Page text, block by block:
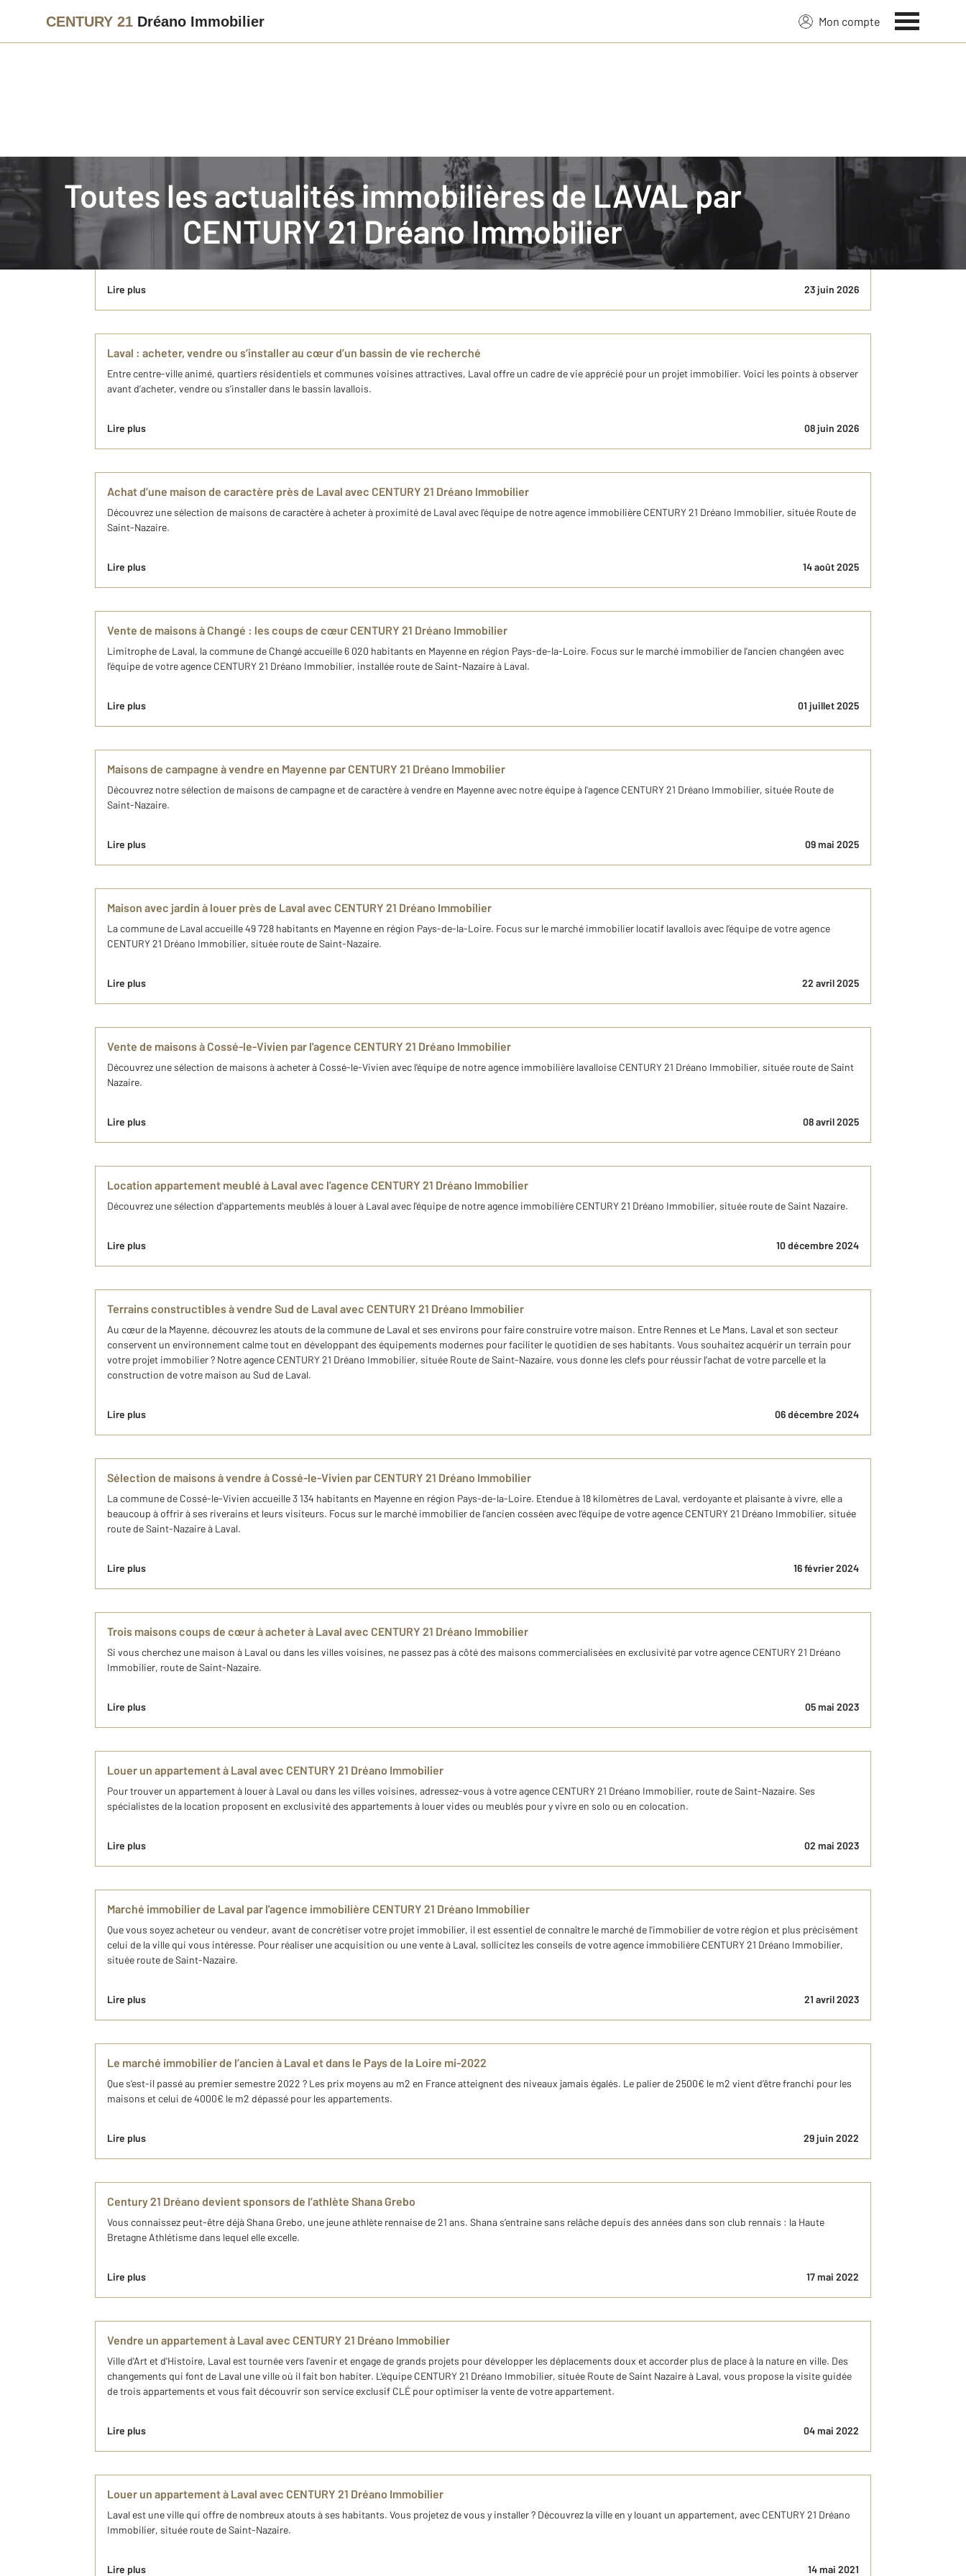
CENTURY 21 Dréano Immobilier Mon compte
Toutes les actualités immobilières de LAVAL par
CENTURY 21 Dréano Immobilier
Laval : acheter en ville ou en première couronne, les bons critères pour arbitrer
Acheter à Laval ou dans une commune proche demande de comparer bien plus que le prix affiché. Mobilité, cadre de vie, type de bien, budget global et projet familial
Lire plus 23 juin 2026
Laval : acheter, vendre ou s’installer au cœur d’un bassin de vie recherché
Entre centre-ville animé, quartiers résidentiels et communes voisines attractives, Laval offre un cadre de vie apprécié pour un projet immobilier. Voici les points à observer
avant d’acheter, vendre ou s’installer dans le bassin lavallois.
Lire plus 08 juin 2026
Achat d’une maison de caractère près de Laval avec CENTURY 21 Dréano Immobilier
Découvrez une sélection de maisons de caractère à acheter à proximité de Laval avec l'équipe de notre agence immobilière CENTURY 21 Dréano Immobilier, située Route de
Saint-Nazaire.
Lire plus 14 août 2025
Vente de maisons à Changé : les coups de cœur CENTURY 21 Dréano Immobilier
Limitrophe de Laval, la commune de Changé accueille 6 020 habitants en Mayenne en région Pays-de-la-Loire. Focus sur le marché immobilier de l’ancien changéen avec
l’équipe de votre agence CENTURY 21 Dréano Immobilier, installée route de Saint-Nazaire à Laval.
Lire plus 01 juillet 2025
Maisons de campagne à vendre en Mayenne par CENTURY 21 Dréano Immobilier
Découvrez notre sélection de maisons de campagne et de caractère à vendre en Mayenne avec notre équipe à l'agence CENTURY 21 Dréano Immobilier, située Route de
Saint-Nazaire.
Lire plus 09 mai 2025
Maison avec jardin à louer près de Laval avec CENTURY 21 Dréano Immobilier
La commune de Laval accueille 49 728 habitants en Mayenne en région Pays-de-la-Loire. Focus sur le marché immobilier locatif lavallois avec l’équipe de votre agence
CENTURY 21 Dréano Immobilier, située route de Saint-Nazaire.
Lire plus 22 avril 2025
Vente de maisons à Cossé-le-Vivien par l'agence CENTURY 21 Dréano Immobilier
Découvrez une sélection de maisons à acheter à Cossé-le-Vivien avec l'équipe de notre agence immobilière lavalloise CENTURY 21 Dréano Immobilier, située route de Saint
Nazaire.
Lire plus 08 avril 2025
Location appartement meublé à Laval avec l'agence CENTURY 21 Dréano Immobilier
Découvrez une sélection d'appartements meublés à louer à Laval avec l'équipe de notre agence immobilière CENTURY 21 Dréano Immobilier, située route de Saint Nazaire.
Lire plus 10 décembre 2024
Terrains constructibles à vendre Sud de Laval avec CENTURY 21 Dréano Immobilier
Au cœur de la Mayenne, découvrez les atouts de la commune de Laval et ses environs pour faire construire votre maison. Entre Rennes et Le Mans, Laval et son secteur
conservent un environnement calme tout en développant des équipements modernes pour faciliter le quotidien de ses habitants. Vous souhaitez acquérir un terrain pour
votre projet immobilier ? Notre agence CENTURY 21 Dréano Immobilier, située Route de Saint-Nazaire, vous donne les clefs pour réussir l’achat de votre parcelle et la
construction de votre maison au Sud de Laval.
Lire plus 06 décembre 2024
Sélection de maisons à vendre à Cossé-le-Vivien par CENTURY 21 Dréano Immobilier
La commune de Cossé-le-Vivien accueille 3 134 habitants en Mayenne en région Pays-de-la-Loire. Etendue à 18 kilomètres de Laval, verdoyante et plaisante à vivre, elle a
beaucoup à offrir à ses riverains et leurs visiteurs. Focus sur le marché immobilier de l’ancien cosséen avec l’équipe de votre agence CENTURY 21 Dréano Immobilier, située
route de Saint-Nazaire à Laval.
Lire plus 16 février 2024
Trois maisons coups de cœur à acheter à Laval avec CENTURY 21 Dréano Immobilier
Si vous cherchez une maison à Laval ou dans les villes voisines, ne passez pas à côté des maisons commercialisées en exclusivité par votre agence CENTURY 21 Dréano
Immobilier, route de Saint-Nazaire.
Lire plus 05 mai 2023
Louer un appartement à Laval avec CENTURY 21 Dréano Immobilier
Pour trouver un appartement à louer à Laval ou dans les villes voisines, adressez-vous à votre agence CENTURY 21 Dréano Immobilier, route de Saint-Nazaire. Ses
spécialistes de la location proposent en exclusivité des appartements à louer vides ou meublés pour y vivre en solo ou en colocation.
Lire plus 02 mai 2023
Marché immobilier de Laval par l'agence immobilière CENTURY 21 Dréano Immobilier
Que vous soyez acheteur ou vendeur, avant de concrétiser votre projet immobilier, il est essentiel de connaître le marché de l'immobilier de votre région et plus précisément
celui de la ville qui vous intéresse. Pour réaliser une acquisition ou une vente à Laval, sollicitez les conseils de votre agence immobilière CENTURY 21 Dréano Immobilier,
située route de Saint-Nazaire.
Lire plus 21 avril 2023
Le marché immobilier de l’ancien à Laval et dans le Pays de la Loire mi-2022
Que s’est-il passé au premier semestre 2022 ? Les prix moyens au m2 en France atteignent des niveaux jamais égalés. Le palier de 2500€ le m2 vient d’être franchi pour les
maisons et celui de 4000€ le m2 dépassé pour les appartements.
Lire plus 29 juin 2022
Century 21 Dréano devient sponsors de l’athlète Shana Grebo
Vous connaissez peut-être déjà Shana Grebo, une jeune athlète rennaise de 21 ans. Shana s’entraine sans relâche depuis des années dans son club rennais : la Haute
Bretagne Athlétisme dans lequel elle excelle.
Lire plus 17 mai 2022
Vendre un appartement à Laval avec CENTURY 21 Dréano Immobilier
Ville d'Art et d'Histoire, Laval est tournée vers l'avenir et engage de grands projets pour développer les déplacements doux et accorder plus de place à la nature en ville. Des
changements qui font de Laval une ville où il fait bon habiter. L'équipe CENTURY 21 Dréano Immobilier, située Route de Saint Nazaire à Laval, vous propose la visite guidée
de trois appartements et vous fait découvrir son service exclusif CLÉ pour optimiser la vente de votre appartement.
Lire plus 04 mai 2022
Louer un appartement à Laval avec CENTURY 21 Dréano Immobilier
Laval est une ville qui offre de nombreux atouts à ses habitants. Vous projetez de vous y installer ? Découvrez la ville en y louant un appartement, avec CENTURY 21 Dréano
Immobilier, située route de Saint-Nazaire.
Lire plus 14 mai 2021